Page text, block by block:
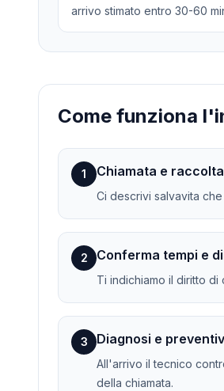
arrivo stimato entro 30-60
Come funziona
1 Chiamata e
Ci descrivi salvavita
2 Conferma tempi e
Ti indichiamo il diritto di
3 Diagnosi e
All'arrivo il tecnico
della chiamata.